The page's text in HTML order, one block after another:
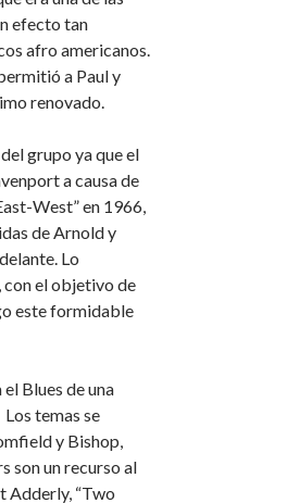
efecto tan
afro americanos.
a Paul y
renovado.
grupo ya que el
a causa de
West” en 1966,
de Arnold y
Lo
con el objetivo de
este formidable
Blues de una
temas se
y Bishop,
son un recurso al
Adderly, “Two